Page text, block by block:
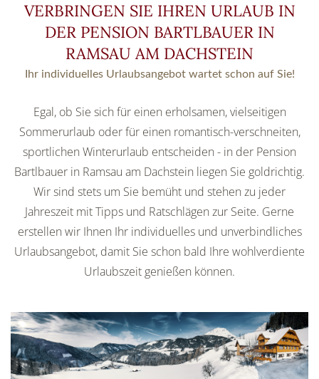
VERBRINGEN SIE IHREN URLAUB IN
DER PENSION BARTLBAUER IN
RAMSAU AM DACHSTEIN
Ihr individuelles Urlaubsangebot wartet schon auf Sie!
Egal, ob Sie sich für einen erholsamen, vielseitigen
Sommerurlaub oder für einen romantisch-verschneiten,
sportlichen Winterurlaub entscheiden - in der Pension
Bartlbauer in Ramsau am Dachstein liegen Sie goldrichtig.
Wir sind stets um Sie bemüht und stehen zu jeder
Jahreszeit mit Tipps und Ratschlägen zur Seite. Gerne
erstellen wir Ihnen Ihr individuelles und unverbindliches
Urlaubsangebot, damit Sie schon bald Ihre wohlverdiente
Urlaubszeit genießen können.